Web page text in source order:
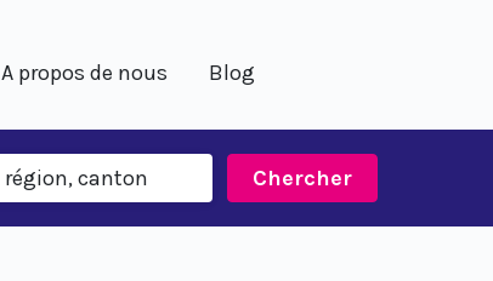
A propos de nous Blog
Chercher